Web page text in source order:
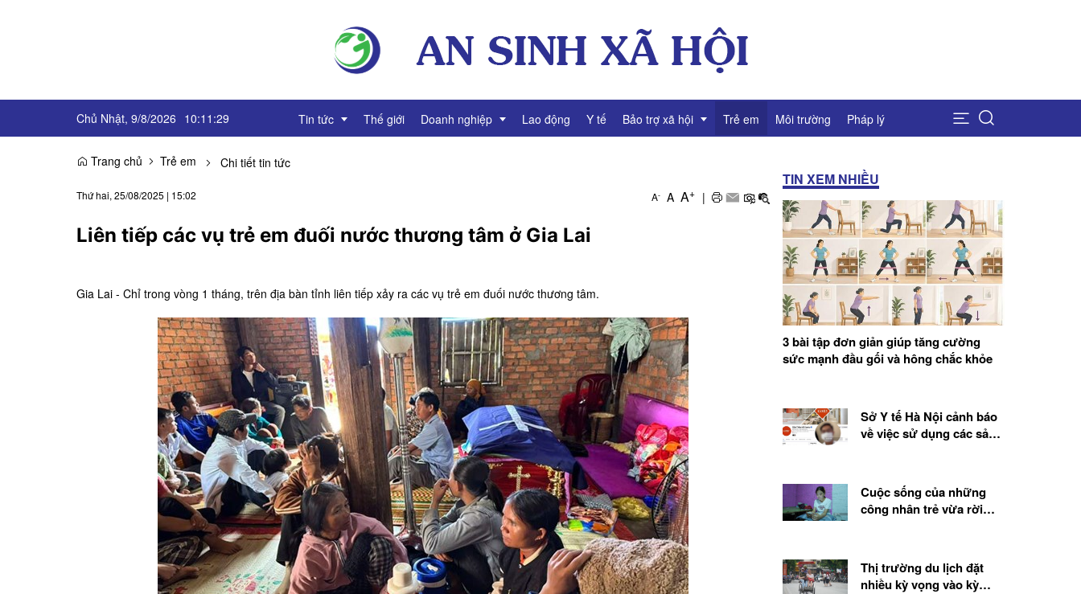
Chủ Nhật, 9/8/2026 10:11 :30 Tin tức
Sự kiện
Góc báo chí
Emagazine
Thế giới Doanh nghiệp
Tài chính Doanh nghiệp
Video Doanh nghiệp
Lao động Y tế Bảo trợ xã hội
Giảm nghèo
Trẻ em Môi trường Pháp lý
Trang chủ Trẻ em Chi tiết tin tức
Thứ hai, 25/08/2025 | 15:02 A- A A+ |
Liên tiếp các vụ trẻ em đuối nước thương tâm ở Gia Lai
Gia Lai - Chỉ trong vòng 1 tháng, trên địa bàn tỉnh liên tiếp xảy ra các vụ trẻ em đuối nước thương tâm.
TIN XEM NHIỀU
3 bài tập đơn giản giúp tăng cường
sức mạnh đầu gối và hông chắc khỏe
Sở Y tế Hà Nội cảnh báo
về việc sử dụng các sản
Cuộc sống của những
công nhân trẻ vừa rời
Thị trường du lịch đặt
nhiều kỳ vọng vào kỳ